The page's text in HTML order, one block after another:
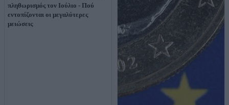
πληθωρισμός τον Ιούλιο - Πού
εντοπίζονται οι μεγαλύτερες
μειώσεις